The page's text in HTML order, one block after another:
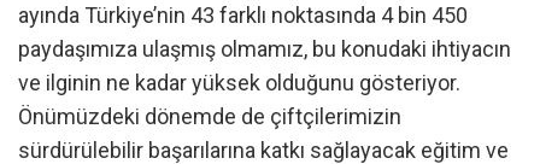
ayında Türkiye’nin 43 farklı noktasında 4 bin 450
paydaşımıza ulaşmış olmamız, bu konudaki ihtiyacın
ve ilginin ne kadar yüksek olduğunu gösteriyor.
Önümüzdeki dönemde de çiftçilerimizin
sürdürülebilir başarılarına katkı sağlayacak eğitim ve